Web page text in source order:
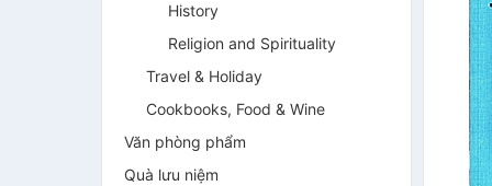
History
Religion and Spirituality
Travel & Holiday
Cookbooks, Food & Wine
Văn phòng phẩm
Quà lưu niệm